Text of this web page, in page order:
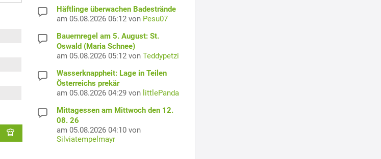
Häftlinge überwachen Badestrände
am 05.08.2026 06:12 von Pesu07
Bauernregel am 5. August: St.
Oswald (Maria Schnee)
am 05.08.2026 05:12 von Teddypetzi
Wasserknappheit: Lage in Teilen
Österreichs prekär
am 05.08.2026 04:29 von littlePanda
Mittagessen am Mittwoch den 12.
08. 26
am 05.08.2026 04:10 von
Silviatempelmayr